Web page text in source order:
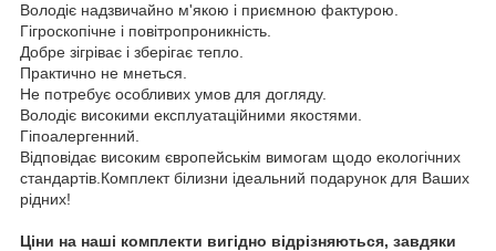
Володіє надзвичайно м'якою і приємною фактурою.
Гігроскопічне і повітропроникність.
Добре зігріває і зберігає тепло.
Практично не мнеться.
Не потребує особливих умов для догляду.
Володіє високими експлуатаційними якостями.
Гіпоалергенний.
Відповідає високим європейськім вимогам щодо екологічних
стандартів.Комплект білизни ідеальний подарунок для Ваших
рідних!
Ціни на наші комплекти вигідно відрізняються, завдяки